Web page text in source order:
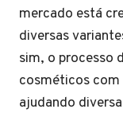
mercado está
diversas
sim, o processo
cosméticos com
ajudando